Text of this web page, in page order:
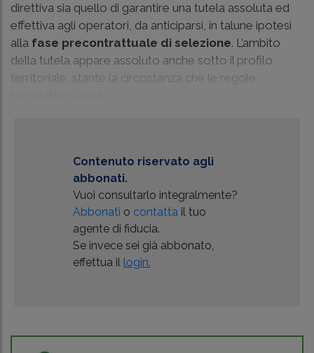
direttiva sia quello di garantire una tutela assoluta ed
effettiva agli operatori, da anticiparsi, in talune ipotesi
alla fase precontrattuale di selezione. L’ambito
della tutela appare assoluto anche sotto il profilo
territoriale, stante la circostanza che le regole
Contenuto riservato agli
abbonati.
Vuoi consultarlo integralmente?
Abbonati o contattail tuo
agente di fiducia.
Se invece sei già abbonato,
effettua il login.